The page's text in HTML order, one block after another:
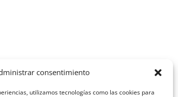
consentimiento
utilizamos tecnologías como las cookies para